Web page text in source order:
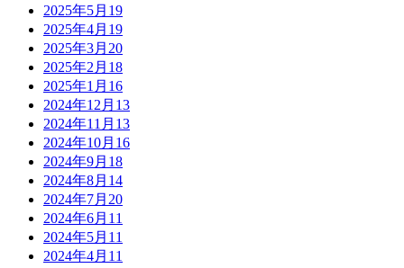
2025年5月 19
2025年4月 19
2025年3月 20
2025年2月 18
2025年1月 16
2024年12月 13
2024年11月 13
2024年10月 16
2024年9月 18
2024年8月 14
2024年7月 20
2024年6月 11
2024年5月 11
2024年4月 11